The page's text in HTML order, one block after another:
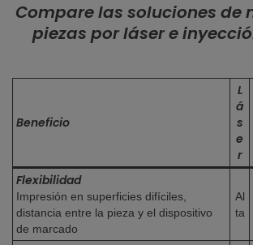
Compare las soluciones de
piezas por láser e
Beneficio
L
á
s
e
r
Flexibilidad
Impresión en superficies difíciles,
distancia entre la pieza y el dispositivo
de marcado
Al
ta